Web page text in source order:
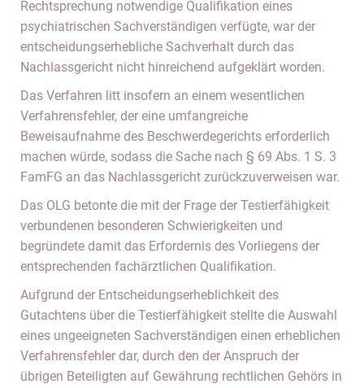
Rechtsprechung notwendige Qualifikation eines
psychiatrischen Sachverständigen verfügte, war der
entscheidungserhebliche Sachverhalt durch das
Nachlassgericht nicht hinreichend aufgeklärt worden.
Das Verfahren litt insofern an einem wesentlichen
Verfahrensfehler, der eine umfangreiche
Beweisaufnahme des Beschwerdegerichts erforderlich
machen würde, sodass die Sache nach § 69 Abs. 1 S. 3
FamFG an das Nachlassgericht zurückzuverweisen war.
Das OLG betonte die mit der Frage der Testierfähigkeit
verbundenen besonderen Schwierigkeiten und
begründete damit das Erfordernis des Vorliegens der
entsprechenden fachärztlichen Qualifikation.
Aufgrund der Entscheidungserheblichkeit des
Gutachtens über die Testierfähigkeit stellte die Auswahl
eines ungeeigneten Sachverständigen einen erheblichen
Verfahrensfehler dar, durch den der Anspruch der
übrigen Beteiligten auf Gewährung rechtlichen Gehörs in